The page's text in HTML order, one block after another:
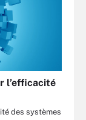
l’efficacité
des systèmes